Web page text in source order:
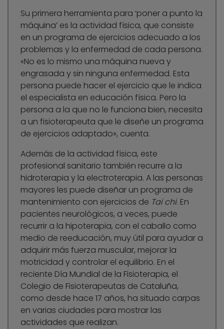
Su primera herramienta para ‘poner a punto la
máquina’ es la actividad física, que consiste
en un programa de ejercicios adecuado a los
problemas y la enfermedad de cada persona.
«No es lo mismo una máquina nueva y
engrasada y sin ninguna enfermedad. Esta
persona puede hacer el ejercicio que le indica
el especialista en educación física. Pero la
persona a la que no le funciona bien, necesita
a un fisioterapeuta que le diseñe un programa
de ejercicios adaptado», cuenta.
Además de la actividad física, este
profesional sanitario también recurre a la
hidroterapia y la electroterapia. A las personas
mayores les puede diseñar un programa de
mantenimiento con ejercicios de Tai chi. En
pacientes neurológicos, a veces, puede
recurrir a la hipoterapia, con el caballo como
medio de reeducación, muy útil para ayudar a
adquirir más fuerza muscular, mejorar la
motricidad y controlar el equilibrio. En el
reciente Día Mundial de la Fisioterapia, el
Colegio de Fisioterapeutas de Cataluña,
como desde hace 17 años, ha situado carpas
en varias ciudades para mostrar las
actividades que realizan.